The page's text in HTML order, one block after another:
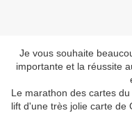
Je vous souhaite
importante et la réussite
Le marathon des cartes du
lift d'une très jolie carte de